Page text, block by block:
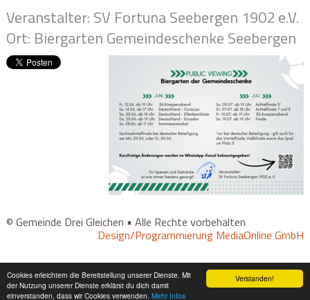
Verstanden!
Cookies erleichtern die Bereitstellung unserer Dienste. Mit
der Nutzung unserer Dienste erklärst du dich damit
einverstanden, dass wir Cookies verwenden. Mehr Infos
Veranstalter: SV Fortuna Seebergen 1902 e.V.
Ort: Biergarten Gemeindeschenke Seebergen
© Gemeinde Drei Gleichen • Alle Rechte vorbehalten
Design/Programmierung MediaOnline GmbH